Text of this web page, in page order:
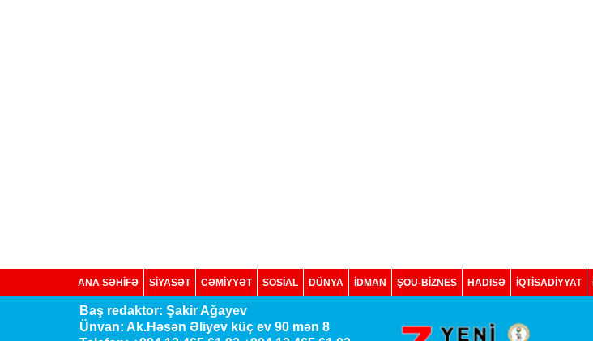
ANA SƏHİFƏ SİYASƏT CƏMİYYƏT SOSIAL DÜNYA İDMAN ŞOU-BİZNES HADISƏ İQTISADIYYAT
Baş redaktor: Şakir Ağayev
Ünvan: Ak.Həsən Əliyev küç ev 90 mən 8